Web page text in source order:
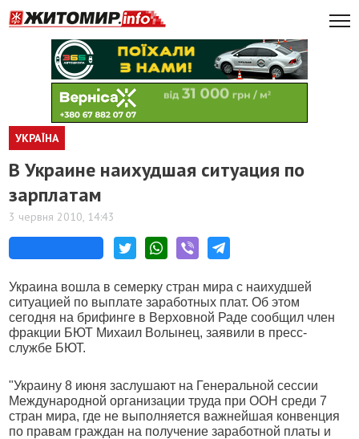
УКРАЇНА
В Украине наихудшая ситуация по
зарплатам
3 червня 2010, 14:43
Украина вошла в семерку стран мира с наихудшей
ситуацией по выплате заработных плат. Об этом
сегодня на брифинге в Верховной Раде сообщил член
фракции БЮТ Михаил Волынец, заявили в пресс-
службе БЮТ.
"Украину 8 июня заслушают на Генеральной сессии
Международной организации труда при ООН среди 7
стран мира, где не выполняется важнейшая конвенция
по правам граждан на получение заработной платы и